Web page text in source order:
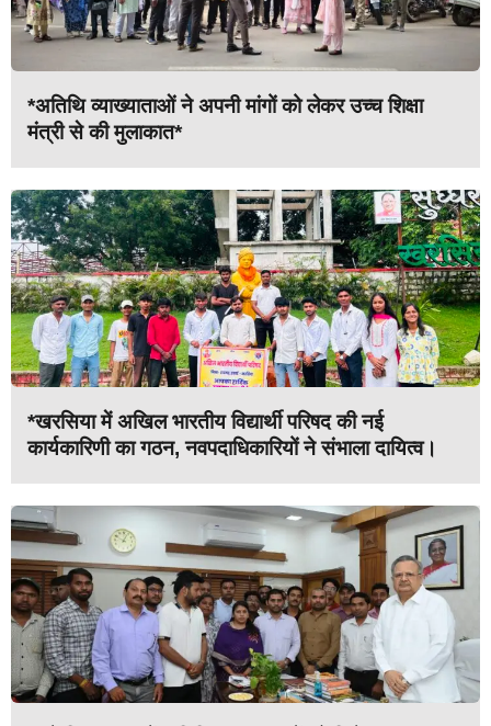
*अतिथि व्याख्याताओं ने अपनी मांगों को लेकर उच्च शिक्षा
मंत्री से की मुलाकात*
*खरसिया में अखिल भारतीय विद्यार्थी परिषद की नई
कार्यकारिणी का गठन, नवपदाधिकारियों ने संभाला दायित्व।